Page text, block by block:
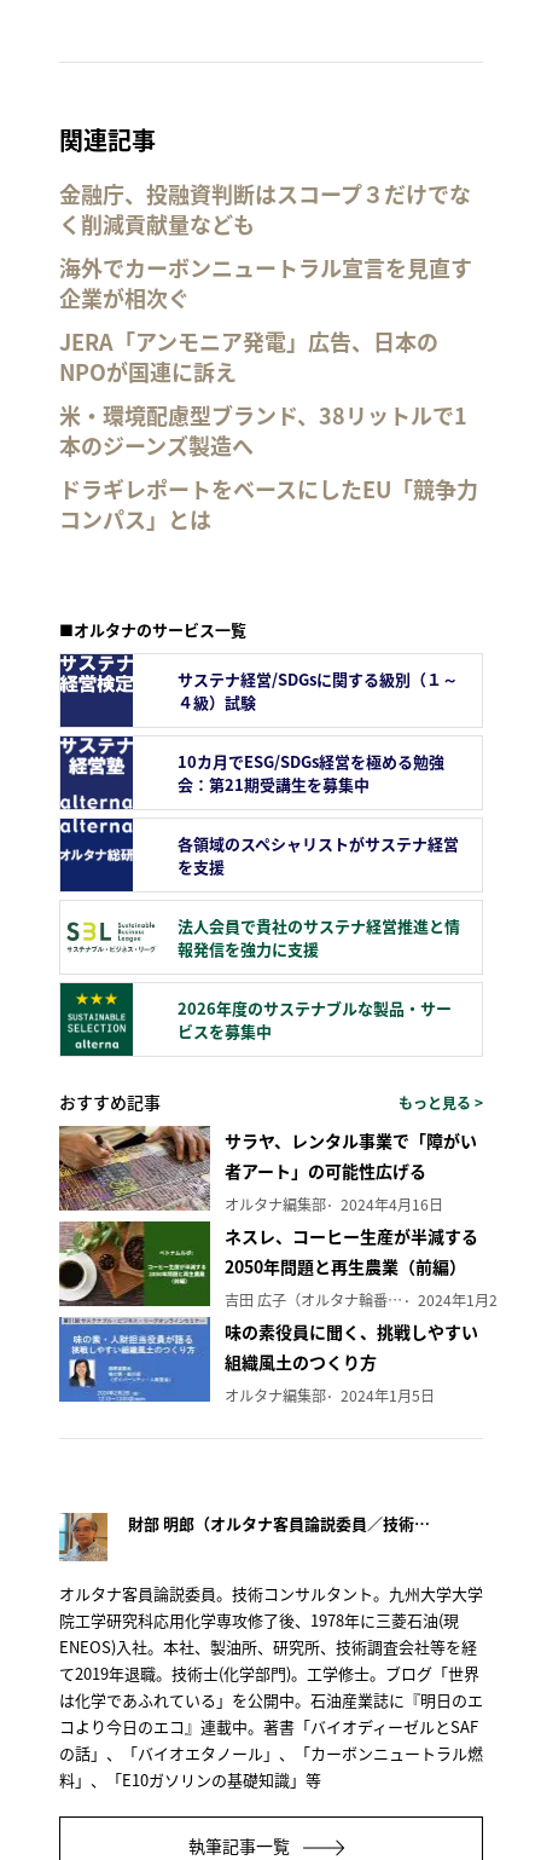
関連記事
金融庁、投融資判断はスコープ３だけでな
く削減貢献量なども
海外でカーボンニュートラル宣言を見直す
企業が相次ぐ
JERA「アンモニア発電」広告、日本の
NPOが国連に訴え
米・環境配慮型ブランド、38リットルで1
本のジーンズ製造へ
ドラギレポートをベースにしたEU「競争力
コンパス」とは
■オルタナのサービス一覧
サステナ経営/SDGsに関する級別（１～
４級）試験
10カ月でESG/SDGs経営を極める勉強
会：第21期受講生を募集中
各領域のスペシャリストがサステナ経営
を支援
法人会員で貴社のサステナ経営推進と情
報発信を強力に支援
2026年度のサステナブルな製品・サー
ビスを募集中
おすすめ記事 もっと見る >
サラヤ、レンタル事業で「障がい
者アート」の可能性広げる
オルタナ編集部 2024年4月16日
ネスレ、コーヒー生産が半減する
2050年問題と再生農業（前編）
吉田 広子（オルタナ輪番編集長） 2024年1月29日
味の素役員に聞く、挑戦しやすい
組織風土のつくり方
オルタナ編集部 2024年1月5日
財部 明郎（オルタナ客員論説委員／技術士）
オルタナ客員論説委員。技術コンサルタント。九州大学大学
院工学研究科応用化学専攻修了後、1978年に三菱石油(現
ENEOS)入社。本社、製油所、研究所、技術調査会社等を経
て2019年退職。技術士(化学部門)。工学修士。ブログ「世界
は化学であふれている」を公開中。石油産業誌に『明日のエ
コより今日のエコ』連載中。著書「バイオディーゼルとSAF
の話」、「バイオエタノール」、「カーボンニュートラル燃
料」、「E10ガソリンの基礎知識」等
執筆記事一覧